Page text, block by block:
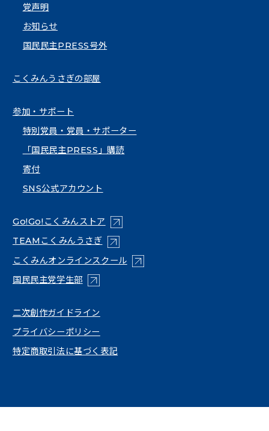
党声明
お知らせ
国民民主PRESS号外
こくみんうさぎの部屋
参加・サポート
特別党員・党員・サポーター
「国民民主PRESS」購読
寄付
SNS公式アカウント
Go!Go!こくみんストア （新しいタブで開く）
TEAMこくみんうさぎ（新しいタブで開く）
こくみんオンラインスクール（新しいタブで開く）
国民民主党学生部（新しいタブで開く）
二次創作ガイドライン
プライバシーポリシー
特定商取引法に基づく表記